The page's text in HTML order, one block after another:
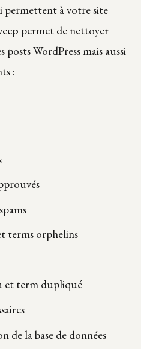
permettent à votre site
permet de nettoyer
WordPress mais aussi
:
terms orphelins
et term dupliqué
de la base de données